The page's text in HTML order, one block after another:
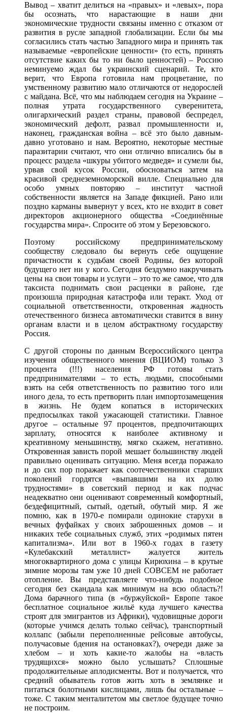
Вывод – хватит делиться на «правых» и «левых», пора
бы осознать, что нарастающие в наши дни
экономические трудности связаны именно с отказом от
развития в русле западной глобализации. Если бы мы
согласились стать частью Западного мира и принять так
называемые «европейские ценности» (то есть, принять
отсутствие каких бы то ни было ценностей) – Россию
неминуемо ждал бы украинский сценарий. Те, кто
верит, что Европа готовила нам процветание, по
умственному развитию мало отличаются от недорослей
с майдана. Всё, что мы наблюдаем сегодня на Украине –
полная утрата государственного суверенитета,
олигархический раздел страны, правовой беспредел,
экономический дефолт, развал промышленности и,
наконец, гражданская война – всё это было давным-
давно уготовано и нам. Вероятно, некоторые местные
паразитарии считают, что они отлично вписались бы в
процесс раздела «шкуры убитого медведя» и сумели бы,
урвав свой кусок России, обосноваться затем на
красивой среднеземноморской вилле. Специально для
особо умных повторяю – институт частной
собственности является на Западе фикцией. Рано или
поздно карманы вывернут у всех, кто не входит в совет
директоров акционерного общества «Соединённые
государства мира». Спросите об этом у Березовского.
Поэтому российскому предпринимательскому
сообществу следовало бы вернуть себе ощущение
причастности к судьбам своей Родины, без которой
будущего нет ни у кого. Сегодня бездумно накручивать
цены на свои товары и услуги – это то же самое, что для
таксиста поднимать свои расценки в районе, где
произошла природная катастрофа или теракт. Уход от
социальной ответственности, откровенная жадность
отечественного бизнеса автоматически ставится в вину
органам власти и в целом абстрактному государству
Россия.
С другой стороны по данным Всероссийского центра
изучения общественного мнения (ВЦИОМ) только 3
процента (!!!) населения РФ готовы стать
предпринимателями – то есть, людьми, способными
взять на себя ответственность по развитию того или
иного дела, то есть претворить план импортозамещения
в жизнь. Не будем копаться в исторических
предпосылках такой ужасающей статистики. Главное
другое – остальные 97 процентов, предпочитающих
зарплату, относятся к наиболее активному и
креативному меньшинству, мягко скажем, негативно.
Откровенная зависть порой мешает большинству людей
правильно оценивать ситуацию. Меня всегда поражало
и до сих пор поражает как соотечественники старших
поколений гордятся «выпавшими на их долю
трудностями» в советский период и как подчас
неадекватно они оценивают современный комфортный,
бездефицитный, сытый, одетый, обутый мир. Я же
помню, как в 1970-е помирали одинокие старухи в
вечных фуфайках у своих заброшенных домов – и
никаких тебе социальных служб, этих «родимых пятен
капитализма». Или вот в 1960-х годах в газету
«Кулебакский металлист» жалуется житель
многоквартирного дома с улицы Кирюхина – в крутые
зимние морозы там уже 10 дней СОВСЕМ не работает
отопление. Вы представляете что-нибудь подобное
сегодня без скандала как минимум на всю область?!
Дома барачного типа (в «буржуйской» Европе такое
бесплатное социальное жильё куда лучшего качества
строят для эмигрантов из Африки), чудовищные дороги
(которые учимся делать только сейчас), транспортный
коллапс (забыли переполненные рейсовые автобусы,
получасовые бдения на остановках?), очереди даже за
хлебом – и хоть какие-то жалобы на «власть
трудящихся» можно было услышать? Сплошные
продолжительные аплодисменты. Вот и получается, что
средний обыватель готов жить хоть в землянке и
питаться болотными кислицами, лишь бы остальные –
тоже. С таким менталитетом мы светлое будущее точно
не построим.